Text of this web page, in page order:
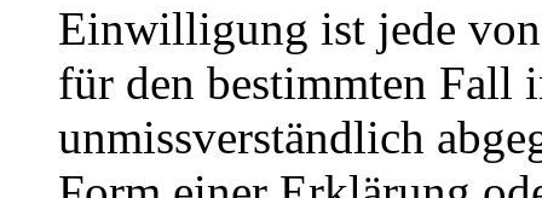
Einwilligung ist jede
für den bestimmten Fall
unmissverständlich